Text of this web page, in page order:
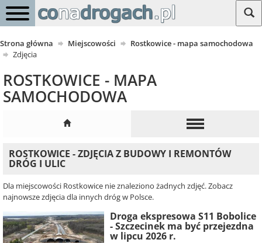
Strona główna Miejscowości
Rostkowice - mapa samochodowa
Zdjęcia
ROSTKOWICE - MAPA
SAMOCHODOWA
ROSTKOWICE - ZDJĘCIA Z BUDOWY I REMONTÓW
DRÓG I ULIC
Dla miejscowości Rostkowice nie znaleziono żadnych zdjęć. Zobacz
najnowsze zdjęcia dla innych dróg w Polsce.
Droga ekspresowa S11 Bobolice
- Szczecinek ma być przejezdna
w lipcu 2026 r.